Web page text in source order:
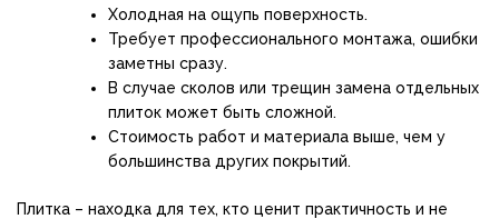
Холодная на ощупь поверхность.
Требует профессионального монтажа, ошибки
заметны сразу.
В случае сколов или трещин замена отдельных
плиток может быть сложной.
Стоимость работ и материала выше, чем у
большинства других покрытий.
Плитка – находка для тех, кто ценит практичность и не